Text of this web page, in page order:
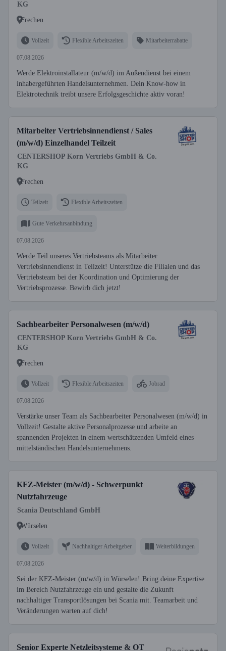
KG
Frechen
Vollzeit Flexible Arbeitszeiten Mitarbeiterrabatte
07.08.2026
Werde Elektroinstallateur (m/w/d) im Außendienst bei einem
inhabergeführten Handelsunternehmen. Dein Know-how in
Elektrotechnik treibt unsere Erfolgsgeschichte aktiv voran!
Mitarbeiter Vertriebsinnendienst / Sales
(m/w/d) Einzelhandel Teilzeit
CENTERSHOP Korn Vertriebs GmbH & Co.
KG
Frechen
Teilzeit Flexible Arbeitszeiten
Gute Verkehrsanbindung
07.08.2026
Werde Teil unseres Vertriebsteams als Mitarbeiter
Vertriebsinnendienst in Teilzeit! Unterstütze die Filialen und das
Vertriebsteam bei der Koordination und Optimierung der
Vertriebsprozesse. Bewirb dich jetzt!
Sachbearbeiter Personalwesen (m/w/d)
CENTERSHOP Korn Vertriebs GmbH & Co.
KG
Frechen
Vollzeit Flexible Arbeitszeiten Jobrad
07.08.2026
Verstärke unser Team als Sachbearbeiter Personalwesen (m/w/d) in
Vollzeit! Gestalte aktive Personalprozesse und arbeite an
spannenden Projekten in einem wertschätzenden Umfeld eines
mittelständischen Handelsunternehmens.
KFZ-Meister (m/w/d) - Schwerpunkt
Nutzfahrzeuge
Scania Deutschland GmbH
Würselen
Vollzeit Nachhaltiger Arbeitgeber Weiterbildungen
07.08.2026
Sei der KFZ-Meister (m/w/d) in Würselen! Bring deine Expertise
im Bereich Nutzfahrzeuge ein und gestalte die Zukunft
nachhaltiger Transportlösungen bei Scania mit. Teamarbeit und
Veränderungen warten auf dich!
Senior Experte Netzleitsysteme & OT